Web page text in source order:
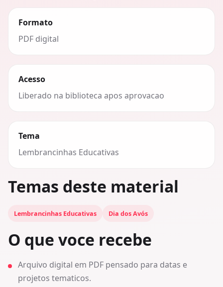
Formato
PDF digital
Acesso
Liberado na biblioteca apos aprovacao
Tema
Lembrancinhas Educativas
Temas deste material
Lembrancinhas Educativas Dia dos Avós
O que voce recebe
Arquivo digital em PDF pensado para datas e
projetos tematicos.